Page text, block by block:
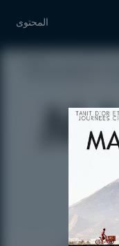
المحتوى